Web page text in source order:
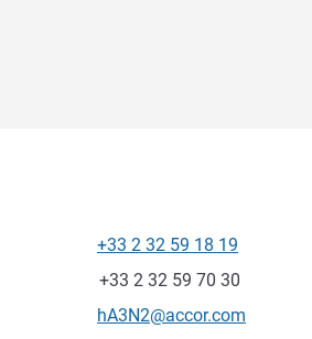
Téléphone
+33 2 32 59 18 19
Fax
+33 2 32 59 70 30
Email de contact
hA3N2@accor.com